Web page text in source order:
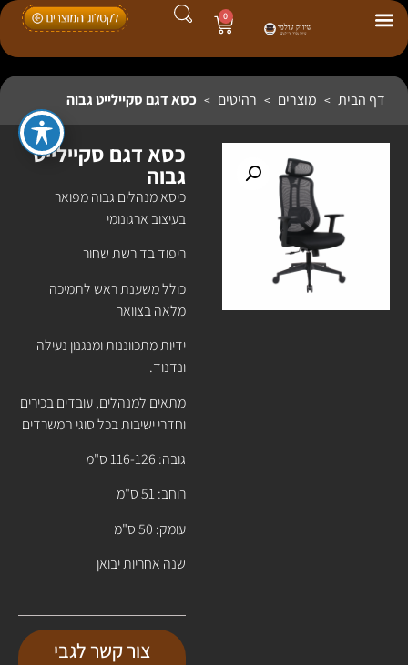
0
דף הבית > מוצרים > רהיטים > כסא דגם סקיילייט גבוה
כסא דגם סקיילייט
גבוה
כיסא מנהלים גבוה מפואר
בעיצוב ארגונומי
ריפוד בד רשת שחור
כולל משענת ראש לתמיכה
מלאה בצוואר
ידיות מתכווננות ומנגנון נעילה
ונדנוד.
מתאים למנהלים, עובדים בכירים
וחדרי ישיבות בכל סוגי המשרדים
גובה: 116-126 ס"מ
רוחב: 51 ס"מ
עומק: 50 ס"מ
שנה אחריות יבואן
צור קשר לגבי